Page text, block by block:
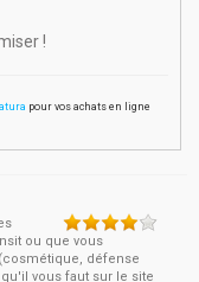
!
pour vos achats en ligne
ou que vous
défense
vous faut sur le site